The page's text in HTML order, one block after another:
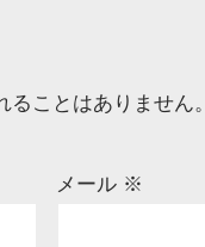
ことはありません。
メール ※